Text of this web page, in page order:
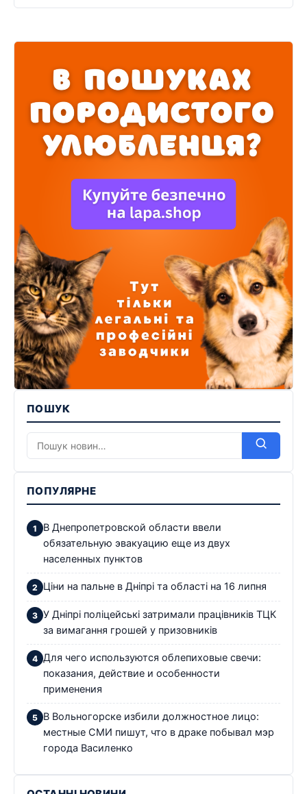
ПОШУК
ПОПУЛЯРНЕ
В Днепропетровской области ввели
обязательную эвакуацию еще из двух
населенных пунктов
Ціни на пальне в Дніпрі та області на 16 липня
У Дніпрі поліцейські затримали працівників ТЦК
за вимагання грошей у призовників
Для чего используются облепиховые свечи:
показания, действие и особенности
применения
В Вольногорске избили должностное лицо:
местные СМИ пишут, что в драке побывал мэр
города Василенко